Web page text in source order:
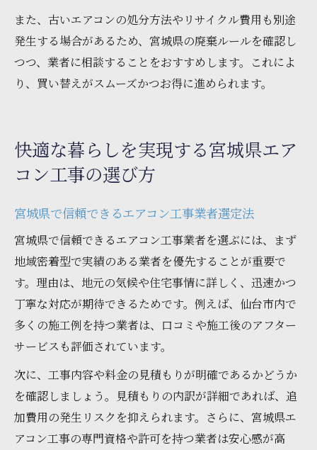
また、古いエアコンの処分方法やリサイクル費用も別途
発生する場合があるため、宮城県の廃棄ルールを確認し
つつ、業者に相談することをおすすめします。これによ
り、買い替えがスムーズかつお得に進められます。
快適な暮らしを実現する宮城県エア
コン工事の選び方
宮城県で信頼できるエアコン工事業者選定法
宮城県で信頼できるエアコン工事業者を選ぶには、まず
地域密着型で実績のある業者を優先することが重要で
す。理由は、地元の気候や住宅事情に詳しく、迅速かつ
丁寧な対応が期待できるためです。例えば、仙台市内で
多くの施工例を持つ業者は、口コミや施工後のアフター
サービスも評価されています。
次に、工事内容や料金の見積もりが明確であるかどうか
を確認しましょう。見積もりの内訳が詳細であれば、追
加費用の発生リスクを抑えられます。さらに、宮城県エ
アコン工事の専門資格や許可を持つ業者は安心感が高